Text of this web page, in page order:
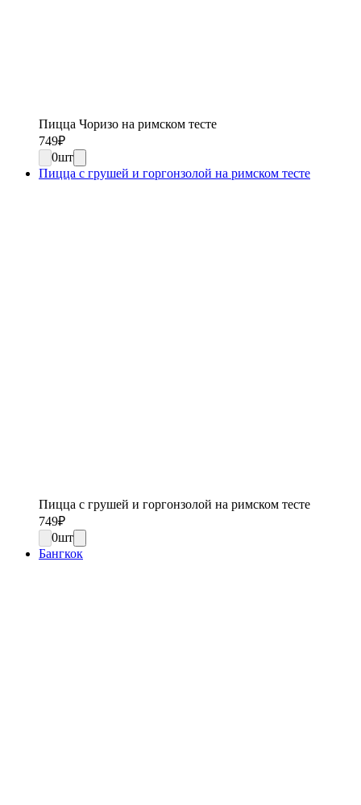
Пицца Чоризо на римском тесте
749₽
0шт
Пицца с грушей и горгонзолой на римском тесте
Пицца с грушей и горгонзолой на римском тесте
749₽
0шт
Бангкок